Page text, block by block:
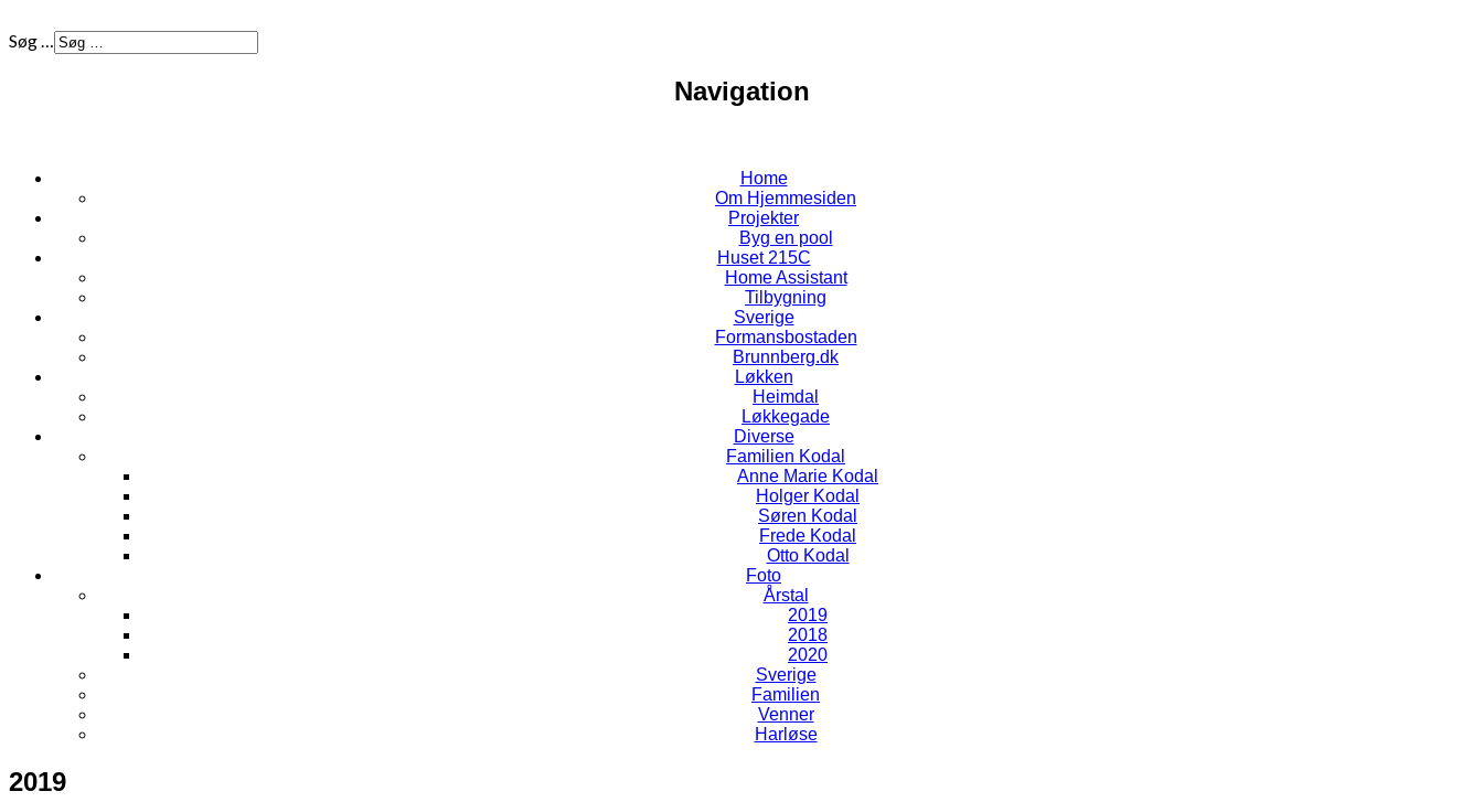
Søg …
Navigation
Home
Om Hjemmesiden
Projekter
Byg en pool
Huset 215C
Home Assistant
Tilbygning
Sverige
Formansbostaden
Brunnberg.dk
Løkken
Heimdal
Løkkegade
Diverse
Familien Kodal
Anne Marie Kodal
Holger Kodal
Søren Kodal
Frede Kodal
Otto Kodal
Foto
Årstal
2019
2018
2020
Sverige
Familien
Venner
Harløse
2019